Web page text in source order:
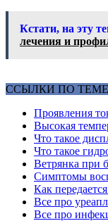
Кстати, на эту
лечения и
ССЫЛКИ ПО ТЕМЕ
Проявления
Высокая
Что такое
Что такое
Ветрянка при
Симптомы
Как
Все про
Все про